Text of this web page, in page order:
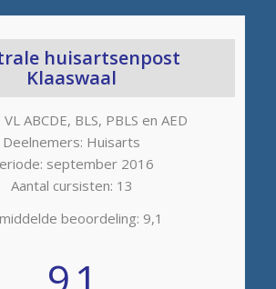
huisartsenpost
Klaaswaal
VL ABCDE, BLS, PBLS en AED
Deelnemers: Huisarts
september 2016
Aantal cursisten: 13
beoordeling: 9,1